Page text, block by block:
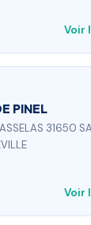
Voir
PINEL
31650
Voir